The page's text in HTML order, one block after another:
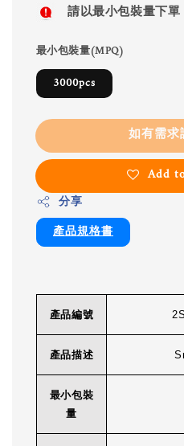
請以最小包裝量下單
最小包裝量(MPQ)
3000pcs
如有需
Add
分享
產品規格書
產品編號
產品描述
最小包裝
量